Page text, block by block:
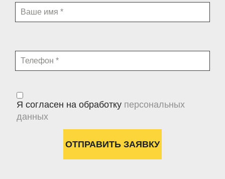
Я согласен на обработку персональных
данных